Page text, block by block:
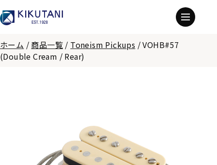
ホーム / 商品一覧 / Toneism Pickups /VOHB#57
(Double Cream / Rear)